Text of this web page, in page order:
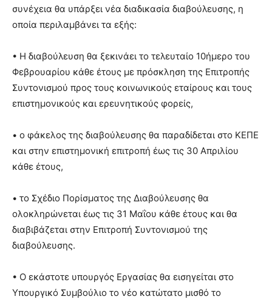
συνέχεια θα υπάρξει νέα διαδικασία διαβούλευσης, η
οποία περιλαμβάνει τα εξής:
• Η διαβούλευση θα ξεκινάει το τελευταίο 10ήμερο του
Φεβρουαρίου κάθε έτους με πρόσκληση της Επιτροπής
Συντονισμού προς τους κοινωνικούς εταίρους και τους
επιστημονικούς και ερευνητικούς φορείς,
• ο φάκελος της διαβούλευσης θα παραδίδεται στο ΚΕΠΕ
και στην επιστημονική επιτροπή έως τις 30 Απριλίου
κάθε έτους,
• το Σχέδιο Πορίσματος της Διαβούλευσης θα
ολοκληρώνεται έως τις 31 Μαΐου κάθε έτους και θα
διαβιβάζεται στην Επιτροπή Συντονισμού της
διαβούλευσης.
• Ο εκάστοτε υπουργός Εργασίας θα εισηγείται στο
Υπουργικό Συμβούλιο το νέο κατώτατο μισθό το